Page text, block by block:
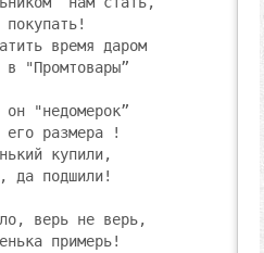
покупать!
время даром
в "Промтовары”
он "недомерок”
его размера !
купили,
да подшили!
верь не верь,
примерь!